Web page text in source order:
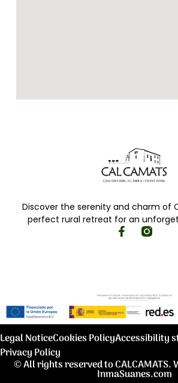
Discover the serenity and charm of
perfect rural retreat for an
Legal NoticeCookies PolicyAccessibility
Privacy Policy
© All rights reserved to CALCAMATS.
InmaSuanes.com